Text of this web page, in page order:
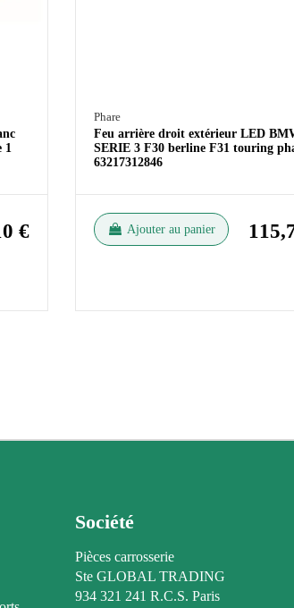
1
€
Phare
Feu arrière droit extérieur LED
SERIE 3 F30 berline F31 touring
63217312846
Ajouter au panier
Société
Pièces carrosserie
Ste GLOBAL TRADING
934 321 241 R.C.S. Paris